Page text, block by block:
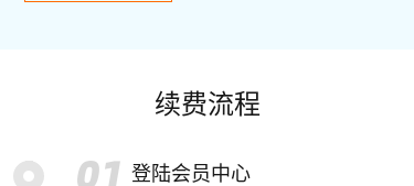
续费流程
登陆会员中心